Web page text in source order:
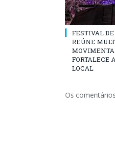
FESTIVAL
REÚNE
FORTALECE
LOCAL
Os